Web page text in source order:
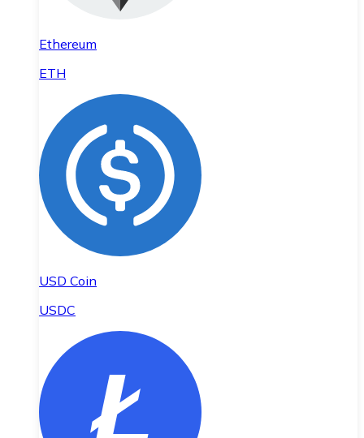
Ethereum
ETH
USD Coin
USDC